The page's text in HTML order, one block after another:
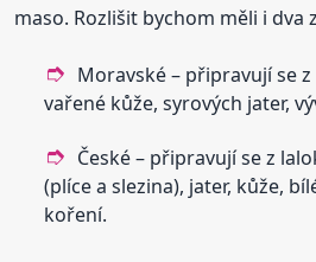
maso. Rozlišit bychom měli i
Moravské – připravují se
vařené kůže, syrových jater,
České – připravují se z
(plíce a slezina), jater, kůže,
koření.